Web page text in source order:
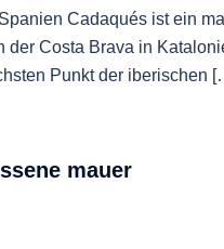
Cadaqués ist ein
der Costa Brava in
Punkt der iberischen
mauer